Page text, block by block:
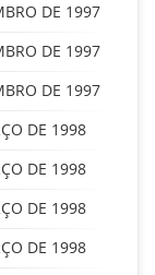
DE 1997
DE 1997
DE 1997
DE 1998
DE 1998
DE 1998
DE 1998